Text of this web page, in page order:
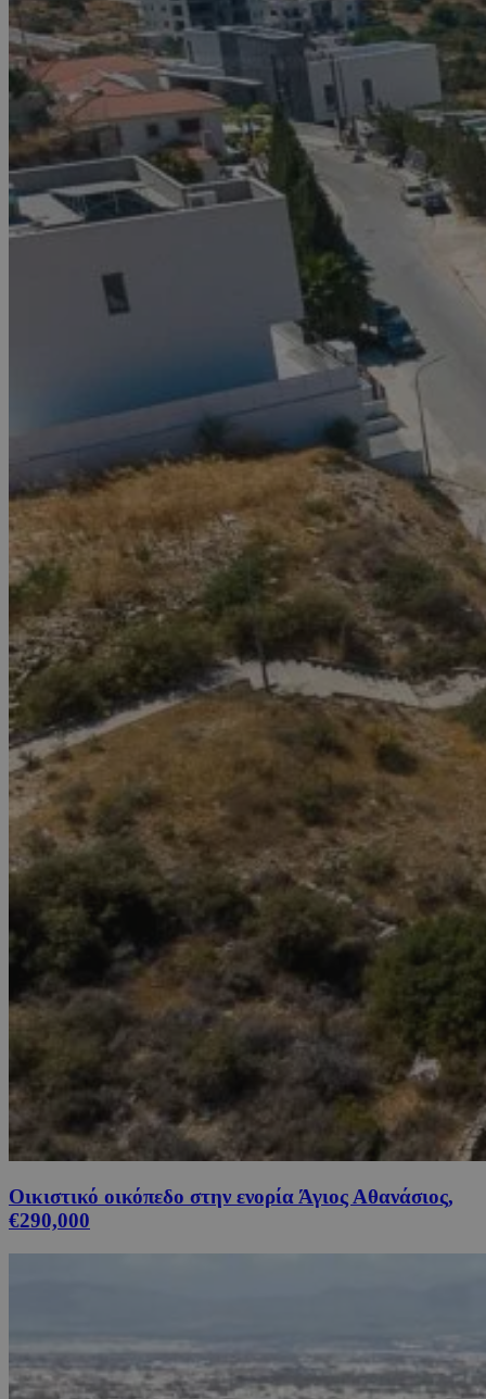
Οικιστικό οικόπεδο στην ενορία Άγιος Αθανάσιος,
€290,000